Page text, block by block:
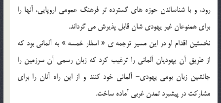
رود، و با شناساندن حوزه هاي گسترده تر فرهنگ عمومي اروپايي، آنها را
براي همنوعان غير يهودي شان قابل پذيرش مي گرداند.
نخستين اقدام او در اين مسير ترجمه ي « اسفار خمسه » به آلماني بود كه
از طريق آن يهوديان آلماني را ترغيب كرد كه زبان رسمي آن سرزمين را
جانشين زبان بومي يهودي- آلماني خود كنند و از اين راه آنان را براي
مشاركت در پيشبرد تمدن غربي آماده ساخت.